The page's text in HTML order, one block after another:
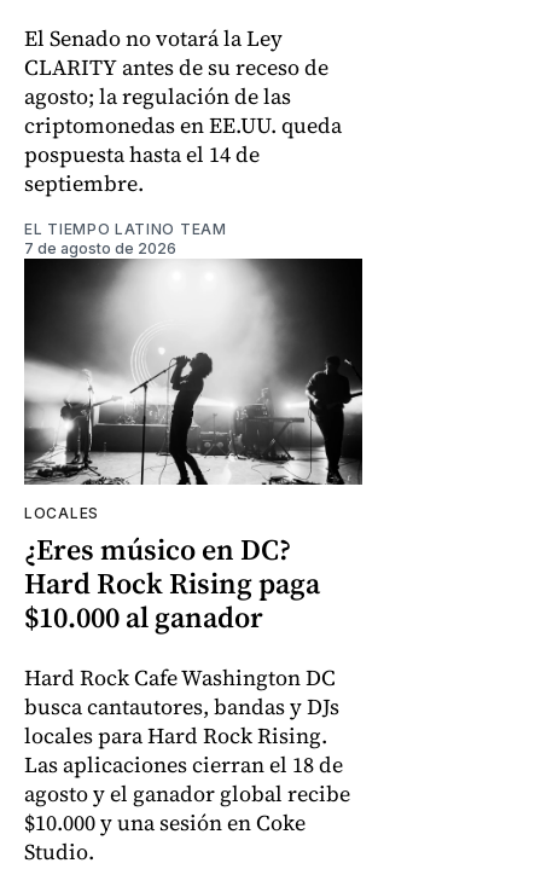
El Senado no votará la Ley
CLARITY antes de su receso de
agosto; la regulación de las
criptomonedas en EE.UU. queda
pospuesta hasta el 14 de
septiembre.
EL TIEMPO LATINO TEAM
7 de agosto de 2026
LOCALES
¿Eres músico en DC?
Hard Rock Rising paga
$10.000 al ganador
Hard Rock Cafe Washington DC
busca cantautores, bandas y DJs
locales para Hard Rock Rising.
Las aplicaciones cierran el 18 de
agosto y el ganador global recibe
$10.000 y una sesión en Coke
Studio.